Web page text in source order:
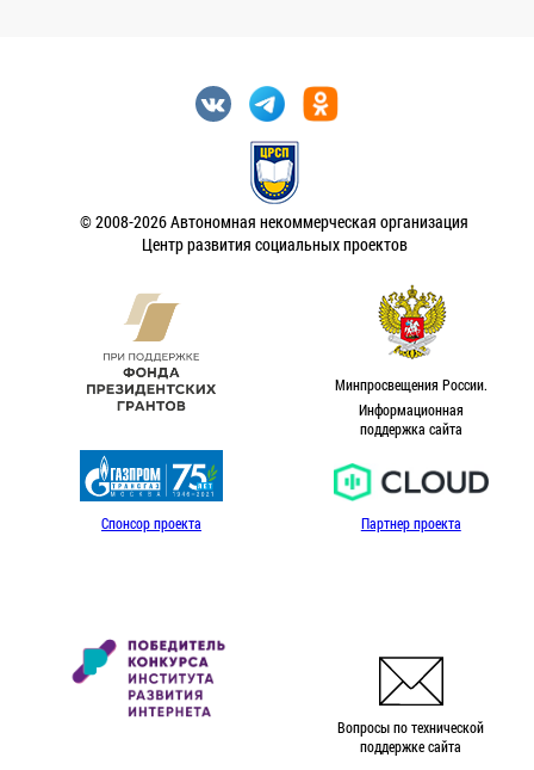
© 2008-2026 Автономная некоммерческая организация
Центр развития социальных проектов
Минпросвещения России.
Информационная
поддержка сайта
Спонсор проекта Партнер проекта
Вопросы по технической
поддержке сайта